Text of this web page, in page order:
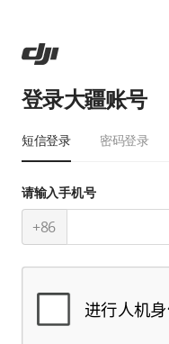
登录大疆账号
短信登录 密码登录
请输入手机号
+86